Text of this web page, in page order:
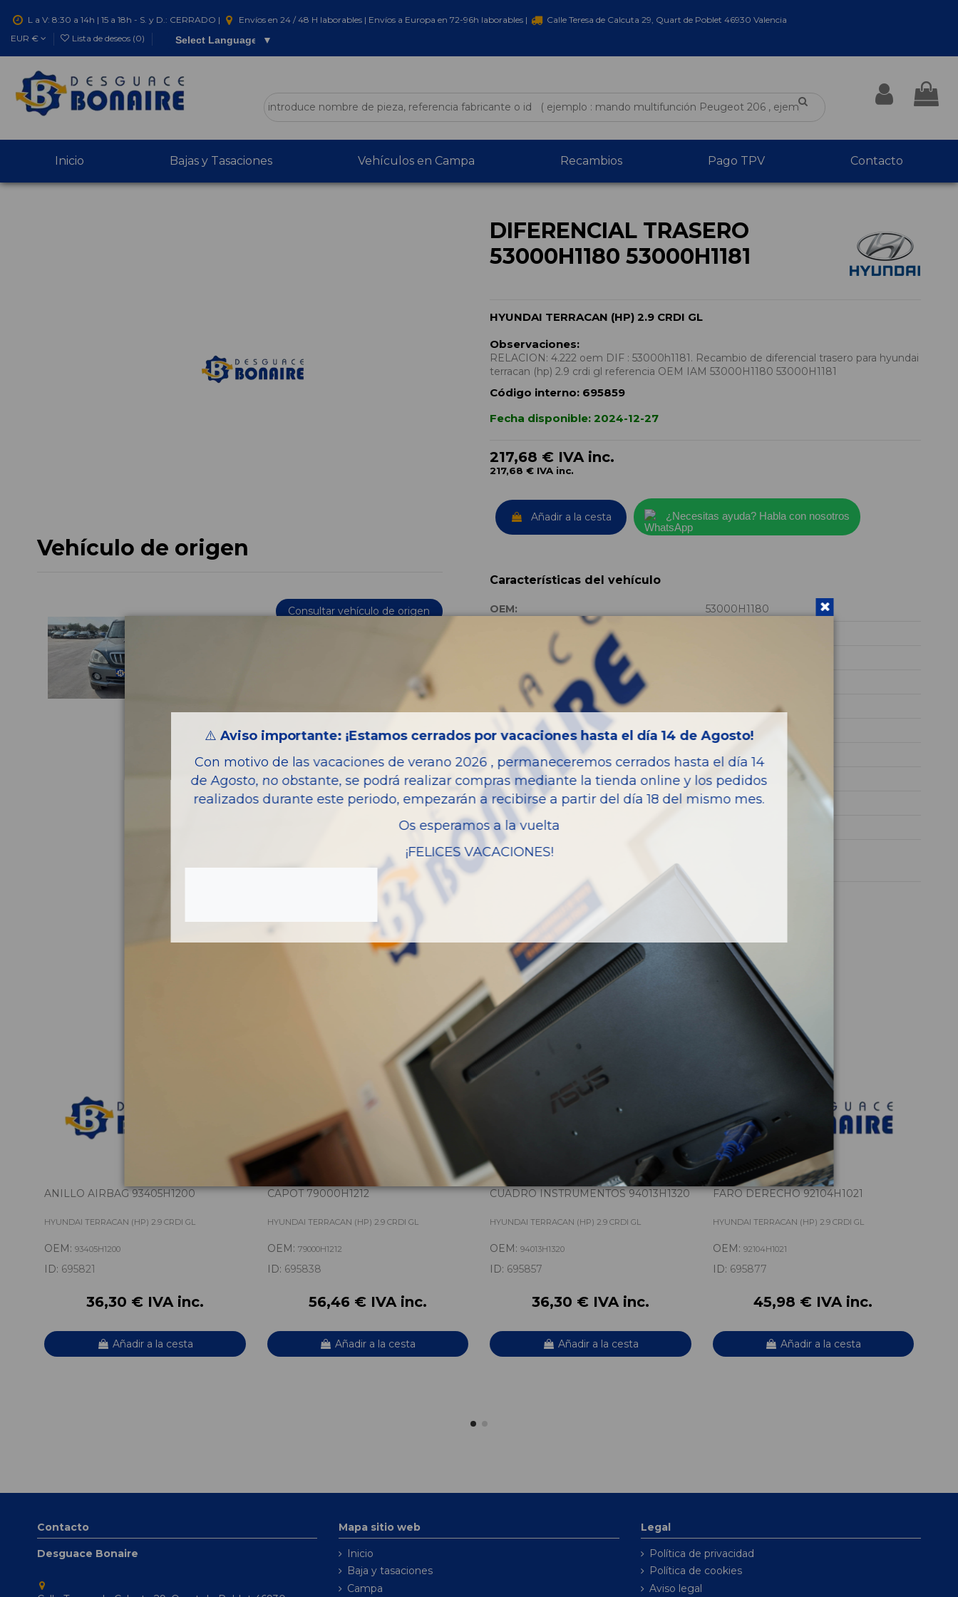
L a V: 8:30 a 14h | 15 a 18h - S. y D.: CERRADO | Envíos en 24 / 48 H laborables | Envíos a Europa en 72-96h laborables |
Calle Teresa de Calcuta 29, Quart de Poblet 46930 Valencia
EUR €
Lista de deseos (0) Select Language ▼
Inicio Bajas y Tasaciones Vehículos en Campa Recambios Pago TPV Contacto
Vehículo de origen
Consultar vehículo de origen
DIFERENCIAL TRASERO
53000H1180 53000H1181
HYUNDAI TERRACAN (HP) 2.9 CRDI GL
Observaciones:
RELACION: 4.222 oem DIF : 53000h1181. Recambio de diferencial trasero para hyundai
terracan (hp) 2.9 crdi gl referencia OEM IAM 53000H1180 53000H1181
Código interno: 695859
Fecha disponible: 2024-12-27
217,68 € IVA inc.
217,68 € IVA inc.
Añadir a la cesta ¿Necesitas ayuda? Habla con nosotros
Características del vehículo
OEM:
53000H1180
Año fabricación
Código motor
Bastidor
Color
Combustible
Diesel
Versión
2.9 CRDi GL
Potencia
163CV 120KW
Ref.Marca
53000H1181
Modelo
Garantia
Piezas almacenadas del vehículo
ANILLO AIRBAG 93405H1200
HYUNDAI TERRACAN (HP) 2.9 CRDI GL
OEM: 93405H1200
ID: 695821
36,30 € IVA inc.
Añadir a la cesta
CAPOT 79000H1212
HYUNDAI TERRACAN (HP) 2.9 CRDI GL
OEM: 79000H1212
ID: 695838
56,46 € IVA inc.
Añadir a la cesta
CUADRO INSTRUMENTOS 94013H1320
HYUNDAI TERRACAN (HP) 2.9 CRDI GL
OEM: 94013H1320
ID: 695857
36,30 € IVA inc.
Añadir a la cesta
FARO DERECHO 92104H1021
HYUNDAI TERRACAN (HP) 2.9 CRDI GL
OEM: 92104H1021
ID: 695877
45,98 € IVA inc.
Añadir a la cesta
Contacto
Desguace Bonaire
Mapa sitio web
Inicio
Baja y tasaciones
Campa
Legal
Política de privacidad
Política de cookies
Aviso legal
⚠️ Aviso importante: ¡Estamos cerrados por vacaciones hasta el día 14 de Agosto!
Con motivo de las vacaciones de verano 2026 , permaneceremos cerrados hasta el día 14
de Agosto, no obstante, se podrá realizar compras mediante la tienda online y los pedidos
realizados durante este periodo, empezarán a recibirse a partir del día 18 del mismo mes.
Os esperamos a la vuelta
¡FELICES VACACIONES!